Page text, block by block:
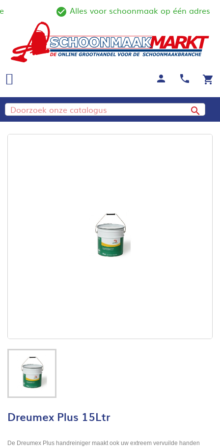
check_circle_outline
Alles voor schoonmaak op één adres
shopping_cart
call
person

Dreumex Plus 15Ltr
De Dreumex Plus handreiniger maakt ook uw extreem vervuilde handen